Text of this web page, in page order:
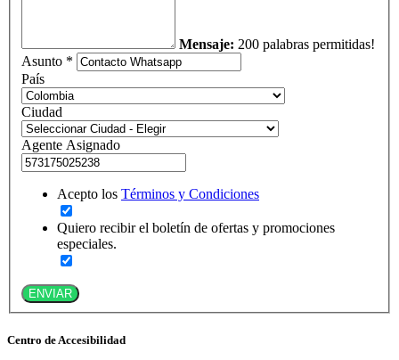
Mensaje: 200 palabras permitidas!
Asunto *
País
Ciudad
Agente Asignado
Acepto los Términos y Condiciones
Quiero recibir el boletín de ofertas y promociones
especiales.
ENVIAR
Centro de Accesibilidad